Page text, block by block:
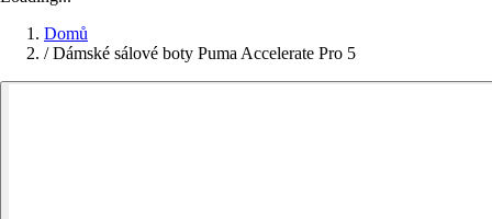
Domů
/ Dámské sálové boty Puma Accelerate Pro 5